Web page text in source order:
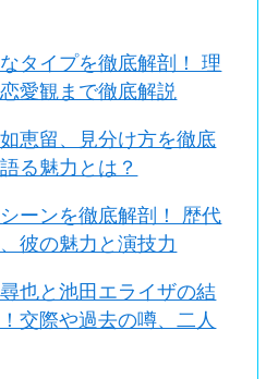
タイプを徹底解剖！ 理
愛観まで徹底解説
恵留、見分け方を徹底
る魅力とは？
ーンを徹底解剖！ 歴代
彼の魅力と演技力
尋也と池田エライザの結
交際や過去の噂、二人